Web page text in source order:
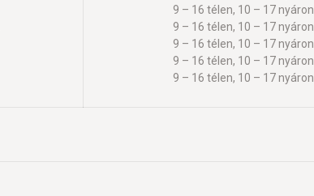
9 – 16 télen, 10 – 17 nyáron
9 – 16 télen, 10 – 17 nyáron
9 – 16 télen, 10 – 17 nyáron
9 – 16 télen, 10 – 17 nyáron
9 – 16 télen, 10 – 17 nyáron